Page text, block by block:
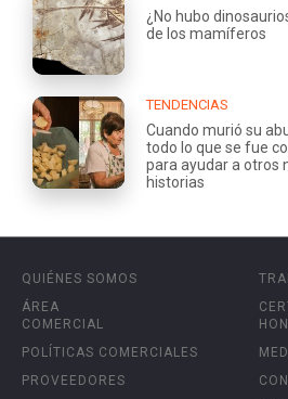
¿No hubo
de los mamíferos
TENDENCIAS
Cuando murió su
todo lo que se fue
para ayudar a otros
historias
QUIÉNES SOMOS
ÁREA
COMERCIAL
POLÍTICAS COMERCIALES
PROVEEDORES